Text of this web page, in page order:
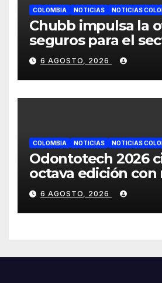
COLOMBIA NOTICIAS NOTICIAS
Chubb impulsa la
seguros para el
energías
América Latina
6 AGOSTO, 2026
COLOMBIA NOTICIAS NOTICIAS
Odontotech 2026
octava edición con
mil visitantes
6 AGOSTO, 2026